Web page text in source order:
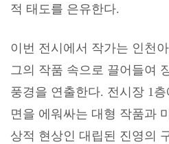
적 태도를 은유한다.
이번 전시에서 작가는 인천
그의 작품 속으로 끌어들여
풍경을 연출한다. 전시장 1
면을 에워싸는 대형 작품과
상적 현상인 대립된 진영의